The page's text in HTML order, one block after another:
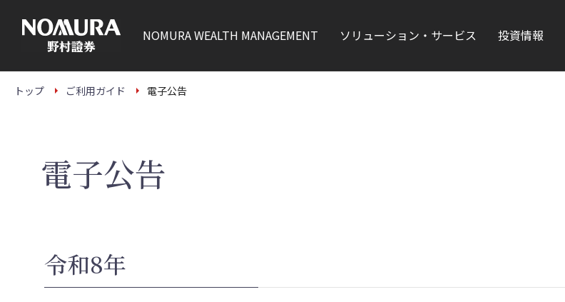
本
NOMURAWEALTH MANAGEMENT ソリューション・サービス 投資情報
トップ ご利用ガイド 電子公告
電子公告
令和8年